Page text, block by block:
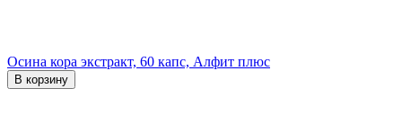
Осина кора экстракт, 60 капс, Алфит плюс
В корзину